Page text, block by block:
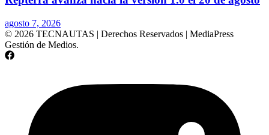
agosto 7, 2026
© 2026 TECNAUTAS | Derechos Reservados | MediaPress
Gestión de Medios.